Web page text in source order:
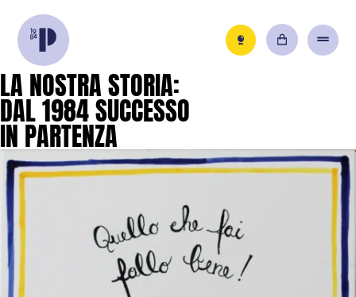
LA NOSTRASTORIA:
DAL1984SUCCESSO
IN PARTENZA